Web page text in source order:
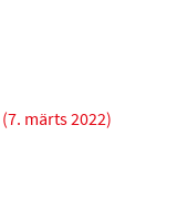
märts 2022)